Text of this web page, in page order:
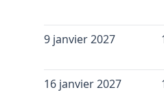
Leaflet|©
+
9 janvier 2027
+
16 janvier 2027